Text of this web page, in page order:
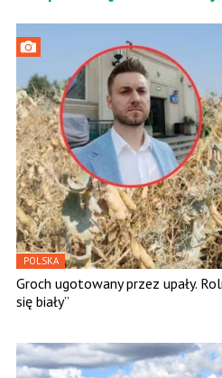
POLSKA
Groch ugotowany przez upały.
się biały”